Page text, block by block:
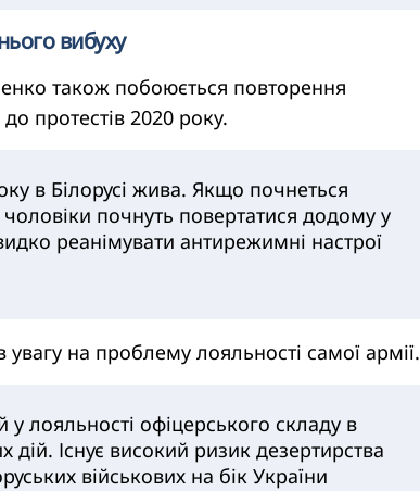
вибуху
також побоюється повторення
протестів 2020 року.
в Білорусі жива. Якщо почнеться
чоловіки почнуть повертатися додому у
реанімувати антирежимні настрої
на проблему лояльності самої армії.
лояльності офіцерського складу в
Існує високий ризик дезертирства
військових на бік України